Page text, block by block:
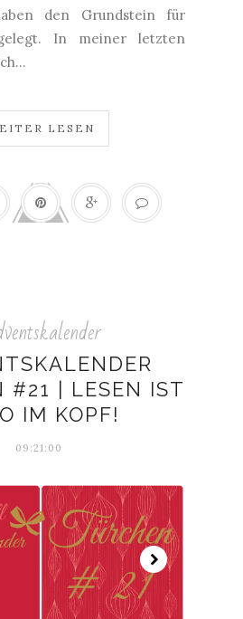
den Grundstein für
In meiner letzten
LESEN
#21 | LESEN IST
IM KOPF!
09:21:00